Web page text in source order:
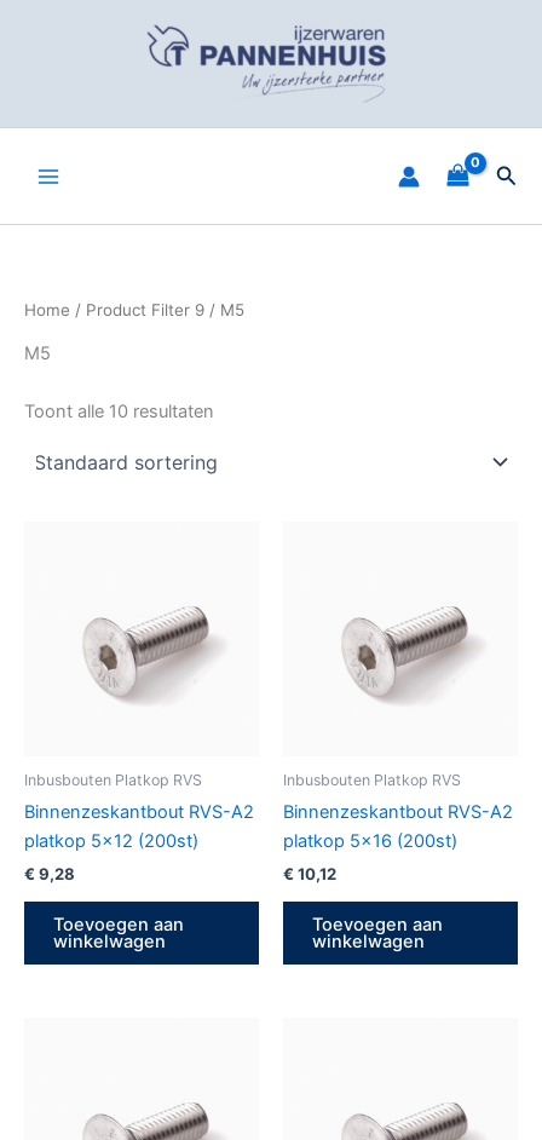
Home / Product Filter 9 / M5
M5
Toont alle 10 resultaten
Inbusbouten Platkop RVS
Binnenzeskantbout RVS-A2
platkop 5×12 (200st)
€ 9,28
Toevoegen aan
winkelwagen
Inbusbouten Platkop RVS
Binnenzeskantbout RVS-A2
platkop 5×16 (200st)
€ 10,12
Toevoegen aan
winkelwagen